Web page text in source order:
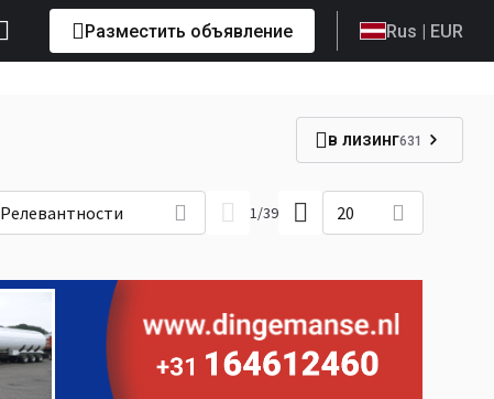
Разместить объявление Rus | EUR
в лизинг631
Релевантности 1/39 20